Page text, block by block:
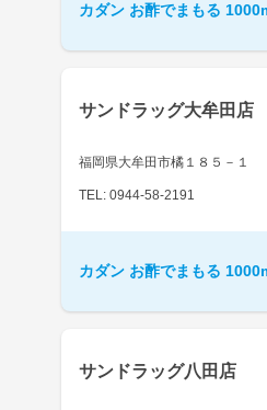
カダン お酢でまもる
サンドラッグ大牟田店
福岡県大牟田市橘１８５－１
TEL: 0944-58-2191
カダン お酢でまもる
サンドラッグ八田店